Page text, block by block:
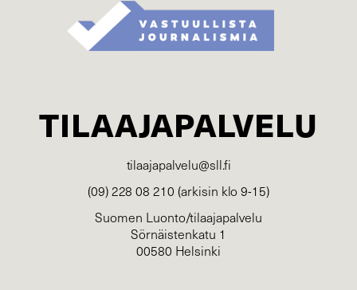
TILAAJAPALVELU
tilaajapalvelu@sll.fi
(09) 228 08 210 (arkisin klo 9-15)
Suomen Luonto/tilaajapalvelu
Sörnäistenkatu 1
00580 Helsinki